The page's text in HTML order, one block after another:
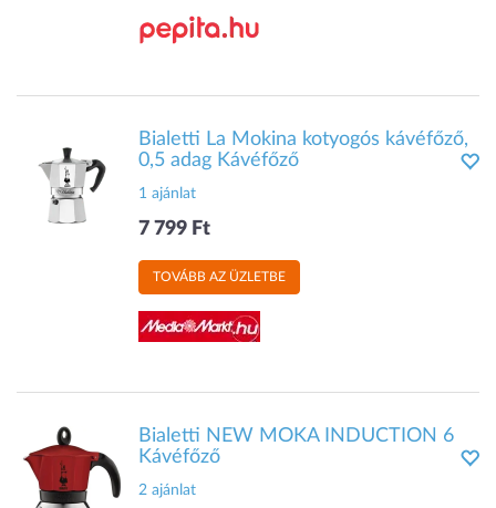
Bialetti La Mokina kotyogós kávéfőző,
0,5 adag Kávéfőző
1 ajánlat
7 799 Ft
TOVÁBB AZ ÜZLETBE
Bialetti NEW MOKA INDUCTION 6
Kávéfőző
2 ajánlat